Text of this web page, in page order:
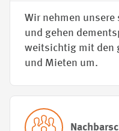
Wir nehmen unsere
und gehen
weitsichtig mit den
und Mieten um.